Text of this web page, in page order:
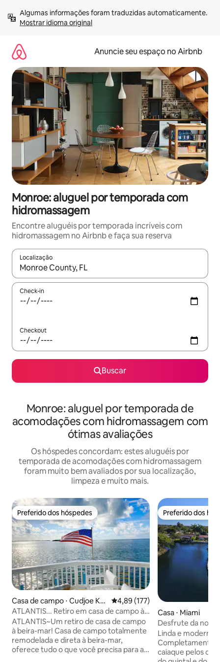
para
Mostrar idioma original
Anuncie seu espaço no Airbnb
Monroe: aluguel por temporada com
hidromassagem
Encontre aluguéis por temporada incríveis com
hidromassagem no Airbnb e faça sua reserva
Localização
Quando os resultados estiverem disponíveis, explore-os
Check-in
Checkout
Buscar
Monroe: aluguel por temporada de
acomodações com hidromassagem com
ótimas avaliações
Os hóspedes concordam: estes aluguéis por
temporada de acomodações com hidromassagem
foram muito bem avaliados por sua localização,
limpeza e muito mais.
Preferido dos hóspedes
Preferido dos hóspedes
Casa de campo ⋅ Cudjoe Ke
y
4,89 de uma avaliação média de
4,89 (177)
ATLANTIS... Retiro em casa de campo à
beira-mar!
ATLANTIS~Um retiro de casa de campo
à beira-mar! Casa de campo totalmente
remodelada e direta à beira-mar,
oferece tudo o que você precisa para a
Preferido dos
Preferido dos
Casa ⋅ Miami
Desfrute da
canal divertido!
hidromassagem!
Linda e moderna
Completamente
caiaque pelos